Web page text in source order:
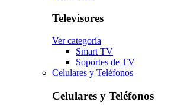
Televisores
Ver categoría
Smart TV
Soportes de TV
Celulares y Teléfonos
Celulares y Teléfonos